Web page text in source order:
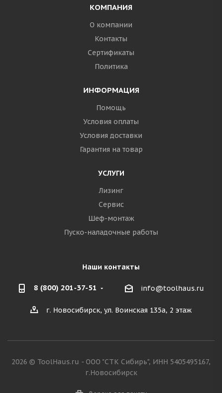
КОМПАНИЯ
О компании
Контакты
Сертификаты
Политика
ИНФОРМАЦИЯ
Помощь
Условия оплаты
Условия доставки
Гарантия на товар
УСЛУГИ
Лизинг
Сервис
Шеф-монтаж
Пуско-наладочные работы
Наши контакты
8 (800) 201-37-51 info@toolhaus.ru
г. Новосибирск, ул. Воинская 135а, 2 этаж
2026 © ToolHaus.ru - ООО "СТК Сибирь", ИНН 5405495167,
г.Новосибирск